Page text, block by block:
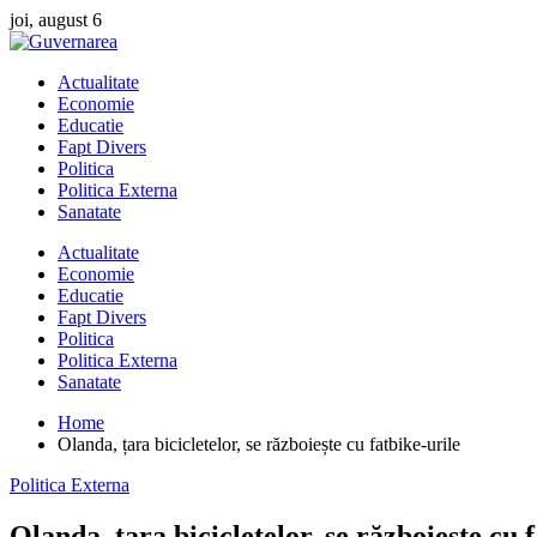
Skip
to
joi, august 6
Actualitate
Economie
Educatie
Fapt Divers
Politica
Politica Externa
Sanatate
Actualitate
Economie
Educatie
Fapt Divers
Politica
Politica Externa
Sanatate
Home
Olanda, țara bicicletelor, se războiește cu fatbike-urile
Politica Externa